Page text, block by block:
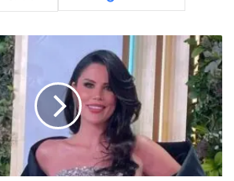
ا
ل
م
م
ث
ل
ة
ف
ر